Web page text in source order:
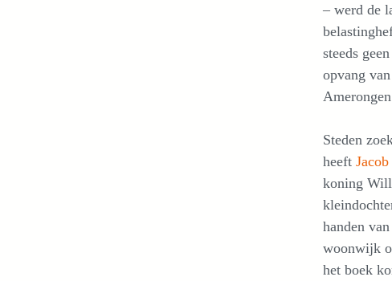
– werd de
steeds
opvang
Steden
heeft
koning
handen
woonwijk
het boek